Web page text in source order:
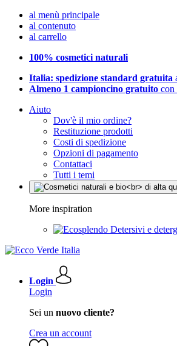
al menù principale
al contenuto
al carrello
100% cosmetici naturali
Italia: spedizione standard gratuita
Almeno 1 campioncino gratuito con
Aiuto
Dov'è il mio ordine?
Restituzione prodotti
Costi di spedizione
Opzioni di pagamento
Contattaci
Tutti i temi
More inspiration
Detersivi e
Login
Login
Sei un nuovo cliente?
Crea un account